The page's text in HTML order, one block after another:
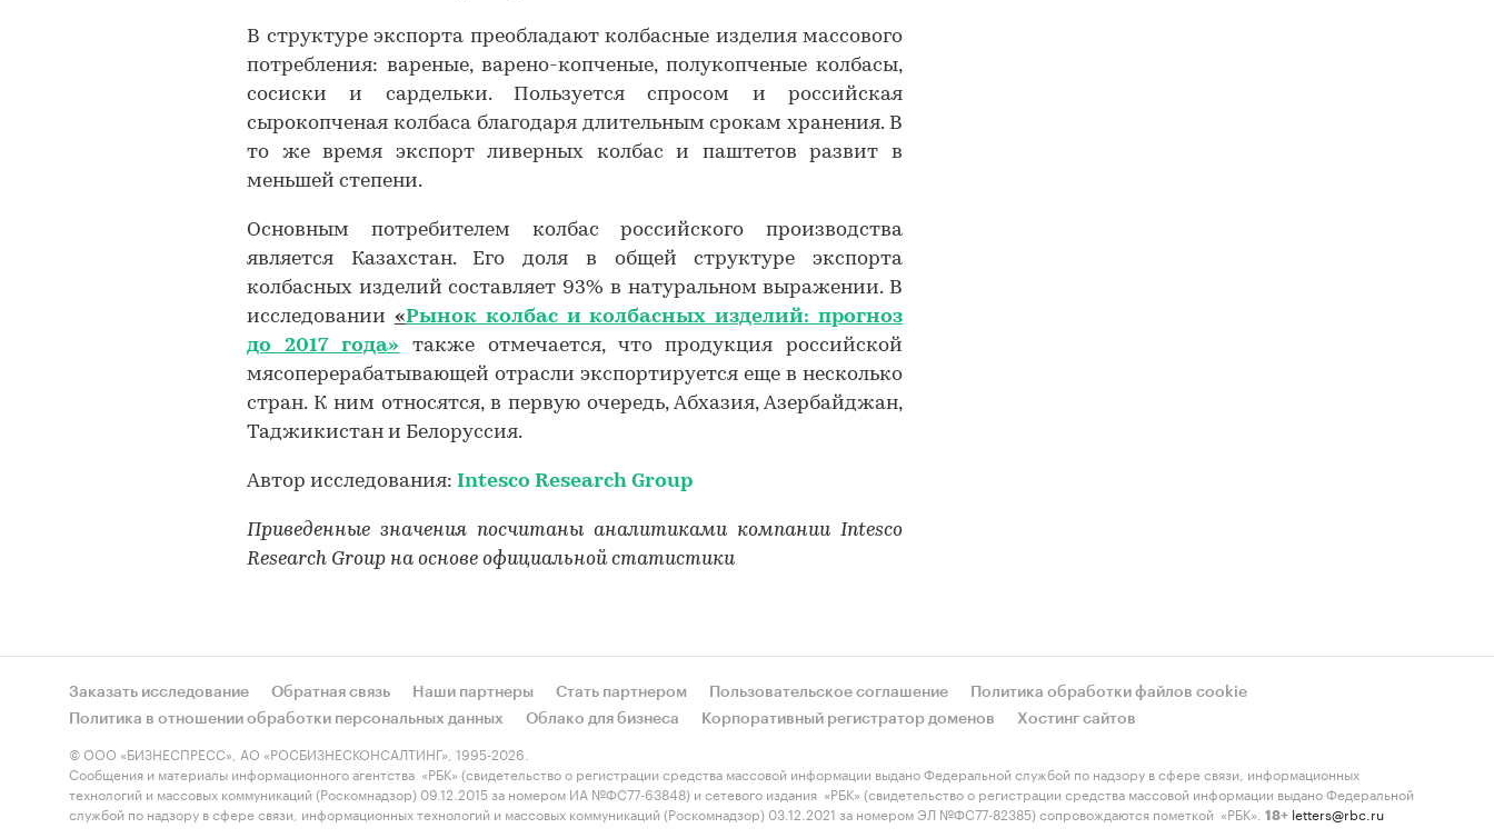
В структуре экспорта преобладают колбасные изделия массового
потребления: вареные, варено-копченые, полукопченые колбасы,
сосиски и сардельки. Пользуется спросом и российская
сырокопченая колбаса благодаря длительным срокам хранения. В
то же время экспорт ливерных колбас и паштетов развит в
меньшей степени.
Основным потребителем колбас российского производства
является Казахстан. Его доля в общей структуре экспорта
колбасных изделий составляет 93% в натуральном выражении. В
исследовании «Рынок колбас и колбасных изделий: прогноз
до 2017 года» также отмечается, что продукция российской
мясоперерабатывающей отрасли экспортируется еще в несколько
стран. К ним относятся, в первую очередь, Абхазия, Азербайджан,
Таджикистан и Белоруссия.
Автор исследования: Intesco Research Group
Приведенные значения посчитаны аналитиками компании Intesco
Research Group на основе официальной статистики
Заказать исследование Обратная связь Наши партнеры Стать партнером Пользовательское соглашение
Политика обработки файлов cookie
Политика в отношении обработки персональных данных
Облако для бизнеса Корпоративный регистратор доменов Хостинг сайтов
© ООО «БИЗНЕСПРЕСС», АО «РОСБИЗНЕСКОНСАЛТИНГ», 1995-2026.
Сообщения и материалы информационного агентства «РБК» (свидетельство о регистрации средства массовой информации выдано Федеральной службой по надзору в сфере связи, информационных
технологий и массовых коммуникаций (Роскомнадзор) 09.12.2015 за номером ИА №ФС77-63848) и сетевого издания «РБК» (свидетельство о регистрации средства массовой информации выдано Федеральной
службой по надзору в сфере связи, информационных технологий и массовых коммуникаций (Роскомнадзор) 03.12.2021 за номером ЭЛ №ФС77-82385) сопровождаются пометкой «РБК».
18+ letters@rbc.ru